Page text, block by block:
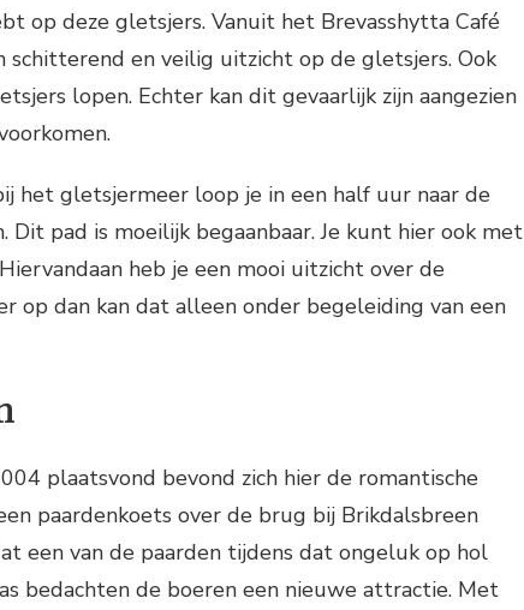
op deze gletsjers. Vanuit het Brevasshytta Café
schitterend en veilig uitzicht op de gletsjers. Ook
lopen. Echter kan dit gevaarlijk zijn aangezien
het gletsjermeer loop je in een half uur naar de
Dit pad is moeilijk begaanbaar. Je kunt hier ook met
heb je een mooi uitzicht over de
op dan kan dat alleen onder begeleiding van een
plaatsvond bevond zich hier de romantische
paardenkoets over de brug bij Brikdalsbreen
een van de paarden tijdens dat ongeluk op hol
bedachten de boeren een nieuwe attractie. Met